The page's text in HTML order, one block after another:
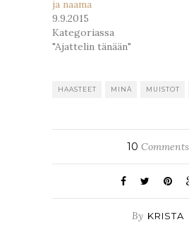
ja naama
9.9.2015
Kategoriassa
"Ajattelin tänään"
HAASTEET MINÄ MUISTOT
10 Comments
By KRISTA